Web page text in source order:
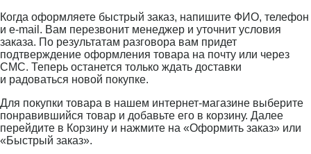
Когда оформляете быстрый заказ, напишите ФИО, телефон
и e-mail. Вам перезвонит менеджер и уточнит условия
заказа. По результатам разговора вам придет
подтверждение оформления товара на почту или через
СМС. Теперь останется только ждать доставки
и радоваться новой покупке.
Для покупки товара в нашем интернет-магазине выберите
понравившийся товар и добавьте его в корзину. Далее
перейдите в Корзину и нажмите на «Оформить заказ» или
«Быстрый заказ».